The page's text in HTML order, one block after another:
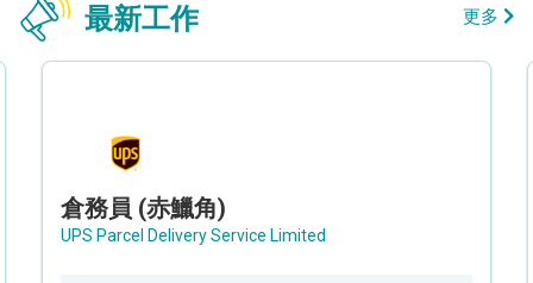
最新工作 更多
倉務員 (赤鱲角)
UPS Parcel Delivery Service Limited